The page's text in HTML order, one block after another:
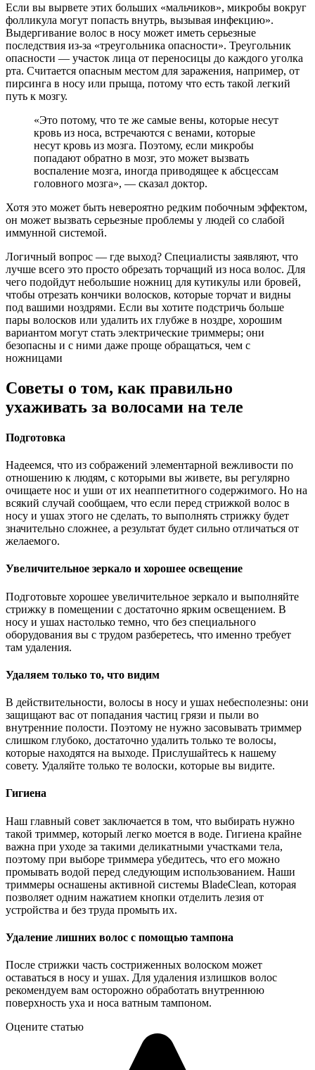
Если вы вырвете этих больших «мальчиков», микробы вокруг
фолликула могут попасть внутрь, вызывая инфекцию».
Выдергивание волос в носу может иметь серьезные
последствия из-за «треугольника опасности». Треугольник
опасности — участок лица от переносицы до каждого уголка
рта. Считается опасным местом для заражения, например, от
пирсинга в носу или прыща, потому что есть такой легкий
путь к мозгу.
«Это потому, что те же самые вены, которые несут
кровь из носа, встречаются с венами, которые
несут кровь из мозга. Поэтому, если микробы
попадают обратно в мозг, это может вызвать
воспаление мозга, иногда приводящее к абсцессам
головного мозга», — сказал доктор.
Хотя это может быть невероятно редким побочным эффектом,
он может вызвать серьезные проблемы у людей со слабой
иммунной системой.
Логичный вопрос — где выход? Специалисты заявляют, что
лучше всего это просто обрезать торчащий из носа волос. Для
чего подойдут небольшие ножниц для кутикулы или бровей,
чтобы отрезать кончики волосков, которые торчат и видны
под вашими ноздрями. Если вы хотите подстричь больше
пары волосков или удалить их глубже в ноздре, хорошим
вариантом могут стать электрические триммеры; они
безопасны и с ними даже проще обращаться, чем с
ножницами
Советы о том, как правильно
ухаживать за волосами на теле
Подготовка
Надеемся, что из сображений элементарной вежливости по
отношению к людям, с которыми вы живете, вы регулярно
очищаете нос и уши от их неаппетитного содержимого. Но на
всякий случай сообщаем, что если перед стрижкой волос в
носу и ушах этого не сделать, то выполнять стрижку будет
значительно сложнее, а результат будет сильно отличаться от
желаемого.
Увеличительное зеркало и хорошее освещение
Подготовьте хорошее увеличительное зеркало и выполняйте
стрижку в помещении с достаточно ярким освещением. В
носу и ушах настолько темно, что без специального
оборудования вы с трудом разберетесь, что именно требует
там удаления.
Удаляем только то, что видим
В действительности, волосы в носу и ушах небесполезны: они
защищают вас от попадания частиц грязи и пыли во
внутренние полости. Поэтому не нужно засовывать триммер
слишком глубоко, достаточно удалить только те волосы,
которые находятся на выходе. Прислушайтесь к нашему
совету. Удаляйте только те волоски, которые вы видите.
Гигиена
Наш главный совет заключается в том, что выбирать нужно
такой триммер, который легко моется в воде. Гигиена крайне
важна при уходе за такими деликатными участками тела,
поэтому при выборе триммера убедитесь, что его можно
промывать водой перед следующим использованием. Наши
триммеры оснашены активной системы BladeClean, которая
позволяет одним нажатием кнопки отделить лезия от
устройства и без труда промыть их.
Удаление лишних волос с помощью тампона
После стрижки часть состриженных волоском может
оставаться в носу и ушах. Для удаления излишков волос
рекомендуем вам осторожно обработать внутреннюю
поверхность уха и носа ватным тампоном.
Оцените статью